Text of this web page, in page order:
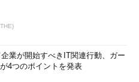
業が開始すべきIT関連行動、ガー
4つのポイントを発表